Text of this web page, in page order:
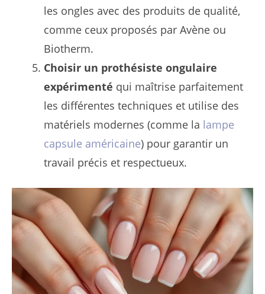
les ongles avec des produits de qualité,
comme ceux proposés par Avène ou
Biotherm.
Choisir un prothésiste ongulaire
expérimenté qui maîtrise parfaitement
les différentes techniques et utilise des
matériels modernes (comme la lampe
capsule américaine) pour garantir un
travail précis et respectueux.